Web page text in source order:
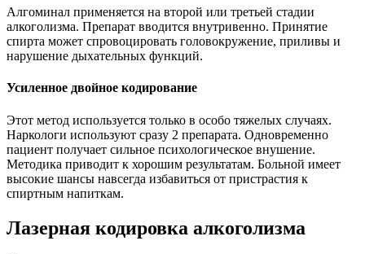
Алгоминал применяется на второй или третьей стадии
алкоголизма. Препарат вводится внутривенно. Принятие
спирта может спровоцировать головокружение, приливы и
нарушение дыхательных функций.
Усиленное двойное кодирование
Этот метод используется только в особо тяжелых случаях.
Наркологи используют сразу 2 препарата. Одновременно
пациент получает сильное психологическое внушение.
Методика приводит к хорошим результатам. Больной имеет
высокие шансы навсегда избавиться от пристрастия к
спиртным напиткам.
Лазерная кодировка алкоголизма